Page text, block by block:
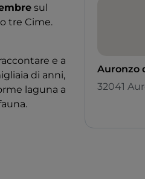
sul
tre Cime.
e a
di anni,
laguna a
Auronzo
32041